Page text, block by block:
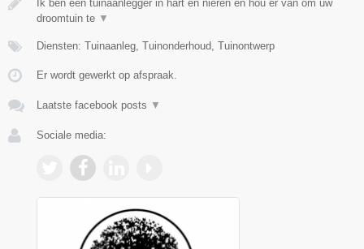
Ik ben een tuinaanlegger in hart en nieren en hou er van om uw
droomtuin te ▼
Diensten: Tuinaanleg, Tuinonderhoud, Tuinontwerp
Er wordt gewerkt op afspraak.
Laatste facebook posts ▼
Sociale media: